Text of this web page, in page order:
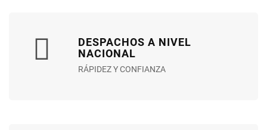
DESPACHOS A NIVEL
NACIONAL
RÁPIDEZ Y CONFIANZA